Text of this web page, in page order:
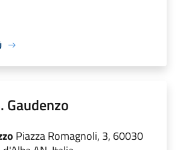
Gaudenzo
Piazza Romagnoli, 3, 60030